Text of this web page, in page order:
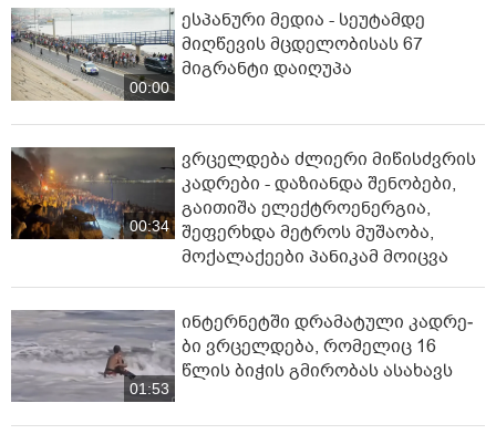
00:00
ესპანური მედია - სეუტამდე
მიღწევის მცდელობისას 67
მიგრანტი დაიღუპა
00:34
ვრცელდება ძლიერი მიწისძვრის
კადრები - დაზიანდა შენობები,
გაითიშა ელექტროენერგია,
შეფერხდა მეტროს მუშაობა,
მოქალაქეები პანიკამ მოიცვა
01:53
ინ­ტერ­ნეტ­ში დრა­მა­ტუ­ლი კად­რე­
ბი ვრცელდება, რომელიც 16
წლის ბიჭის გმირობას ასახავს